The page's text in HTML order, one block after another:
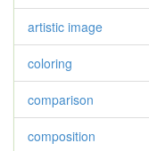
artistic image
coloring
comparison
composition